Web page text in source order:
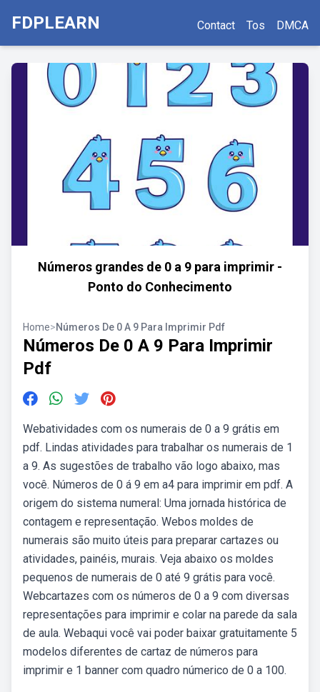
FDPLEARN Contact Tos DMCA
Números grandes de 0 a 9 para imprimir -
Ponto do Conhecimento
Home>Números De 0 A 9 Para Imprimir Pdf
Números De 0 A 9 Para Imprimir
Pdf
Webatividades com os numerais de 0 a 9 grátis em
pdf. Lindas atividades para trabalhar os numerais de 1
a 9. As sugestões de trabalho vão logo abaixo, mas
você. Números de 0 á 9 em a4 para imprimir em pdf. A
origem do sistema numeral: Uma jornada histórica de
contagem e representação. Webos moldes de
numerais são muito úteis para preparar cartazes ou
atividades, painéis, murais. Veja abaixo os moldes
pequenos de numerais de 0 até 9 grátis para você.
Webcartazes com os números de 0 a 9 com diversas
representações para imprimir e colar na parede da sala
de aula. Webaqui você vai poder baixar gratuitamente 5
modelos diferentes de cartaz de números para
imprimir e 1 banner com quadro númerico de 0 a 100.